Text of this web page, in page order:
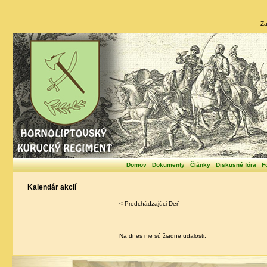
Domov Dokumenty Články Diskusné fóra
Kalendár akcií
< Predchádzajúci Deň
Na dnes nie sú žiadne udalosti.